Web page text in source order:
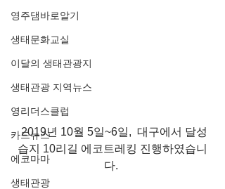
영주댐바로알기
생태문화교실
이달의 생태관광지
생태관광 지역뉴스
영리더스클럽
카드뉴스
에코마마
생태관광
2019년 10월 5일~6일,  대구에서 달성
습지 10리길 에코트레킹 진행하였습니
다.